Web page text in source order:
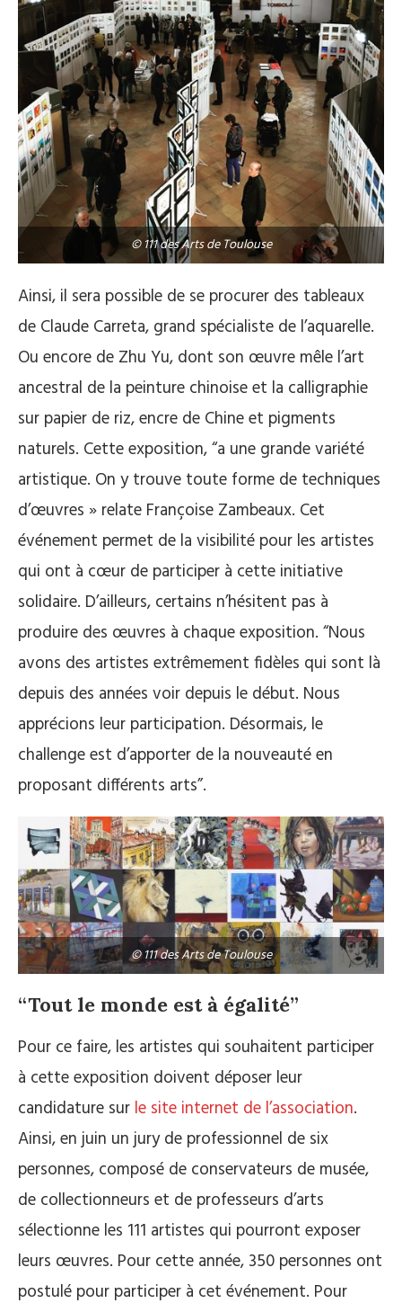
© 111 des Arts de Toulouse
Ainsi, il sera possible de se procurer des tableaux
de Claude Carreta, grand spécialiste de l’aquarelle.
Ou encore de Zhu Yu, dont son œuvre mêle l’art
ancestral de la peinture chinoise et la calligraphie
sur papier de riz, encre de Chine et pigments
naturels. Cette exposition, “a une grande variété
artistique. On y trouve toute forme de techniques
d’œuvres » relate Françoise Zambeaux. Cet
événement permet de la visibilité pour les artistes
qui ont à cœur de participer à cette initiative
solidaire. D’ailleurs, certains n’hésitent pas à
produire des œuvres à chaque exposition. “Nous
avons des artistes extrêmement fidèles qui sont là
depuis des années voir depuis le début. Nous
apprécions leur participation. Désormais, le
challenge est d’apporter de la nouveauté en
proposant différents arts”.
© 111 des Arts de Toulouse
“Tout le monde est à égalité”
Pour ce faire, les artistes qui souhaitent participer
à cette exposition doivent déposer leur
candidature sur le site internet de l’association.
Ainsi, en juin un jury de professionnel de six
personnes, composé de conservateurs de musée,
de collectionneurs et de professeurs d’arts
sélectionne les 111 artistes qui pourront exposer
leurs œuvres. Pour cette année, 350 personnes ont
postulé pour participer à cet événement. Pour